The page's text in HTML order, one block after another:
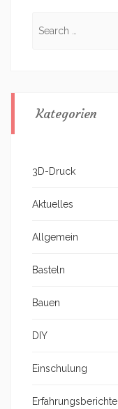
Kategorien
3D-Druck
Aktuelles
Allgemein
Basteln
Bauen
DIY
Einschulung
Erfahrungsberichte